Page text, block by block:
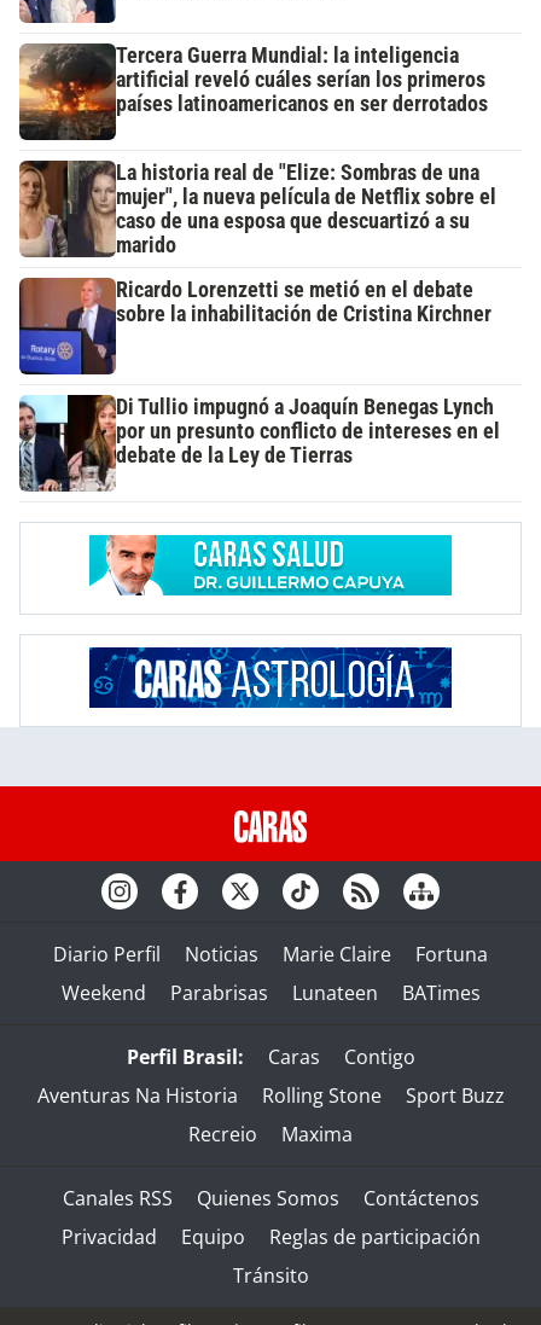
Tercera Guerra Mundial: la inteligencia
artificial reveló cuáles serían los primeros
países latinoamericanos en ser derrotados
La historia real de "Elize: Sombras de una
mujer", la nueva película de Netflix sobre el
caso de una esposa que descuartizó a su
marido
Ricardo Lorenzetti se metió en el debate
sobre la inhabilitación de Cristina Kirchner
Di Tullio impugnó a Joaquín Benegas Lynch
por un presunto conflicto de intereses en el
debate de la Ley de Tierras
Diario Perfil Noticias Marie Claire
Fortuna
Weekend
Parabrisas Lunateen BATimes
Perfil Brasil: Caras
Contigo
Aventuras Na Historia
Rolling Stone
Sport Buzz
Recreio
Maxima
Canales RSS Quienes Somos
Contáctenos
Privacidad
Equipo
Reglas de participación
Tránsito